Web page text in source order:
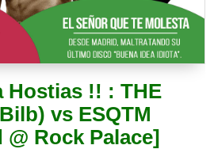
Hostias !! : THE
vs ESQTM
Rock Palace]